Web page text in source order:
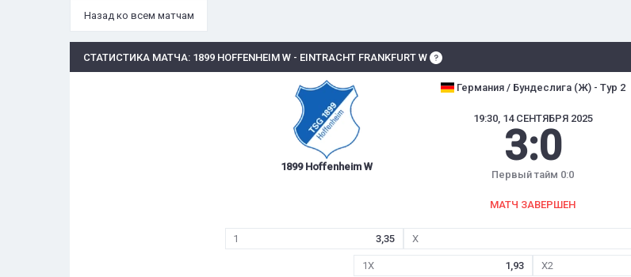
Назад ко всем матчам
СТАТИСТИКА МАТЧА: 1899 HOFFENHEIM W - EINTRACHT FRANKFURT W
1899 Hoffenheim W
Германия / Бундеслига (Ж) - Тур 2
19:30, 14 СЕНТЯБРЯ 2025
3:0
Первый тайм 0:0
МАТЧ ЗАВЕРШЕН
1 3,35 X
1X 1,93 X2